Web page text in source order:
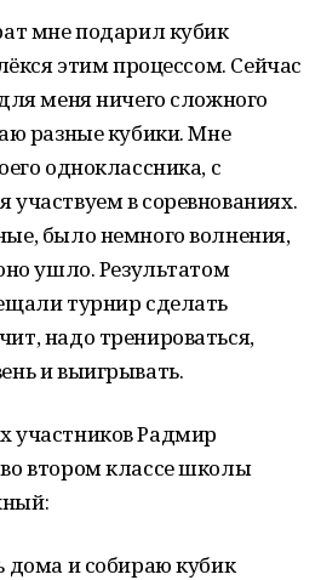
мне подарил кубик
этим процессом. Сейчас
меня ничего сложного
разные кубики. Мне
одноклассника, с
в соревнованиях.
было немного волнения,
ушло. Результатом
турнир сделать
надо тренироваться,
и выигрывать.
участников Радмир
втором классе школы
дома и собираю кубик